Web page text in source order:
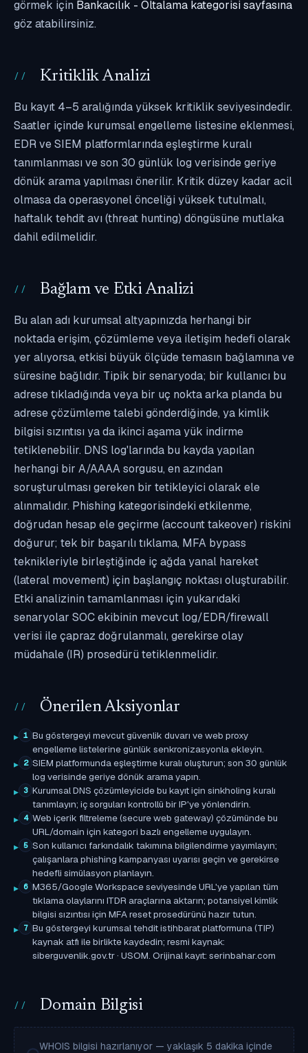
görmek için Bankacılık - Oltalama kategorisi sayfasına
göz atabilirsiniz.
Kritiklik Analizi
Bu kayıt 4–5 aralığında yüksek kritiklik seviyesindedir.
Saatler içinde kurumsal engelleme listesine eklenmesi,
EDR ve SIEM platformlarında eşleştirme kuralı
tanımlanması ve son 30 günlük log verisinde geriye
dönük arama yapılması önerilir. Kritik düzey kadar acil
olmasa da operasyonel önceliği yüksek tutulmalı,
haftalık tehdit avı (threat hunting) döngüsüne mutlaka
dahil edilmelidir.
Bağlam ve Etki Analizi
Bu alan adı kurumsal altyapınızda herhangi bir
noktada erişim, çözümleme veya iletişim hedefi olarak
yer alıyorsa, etkisi büyük ölçüde temasın bağlamına ve
süresine bağlıdır. Tipik bir senaryoda; bir kullanıcı bu
adrese tıkladığında veya bir uç nokta arka planda bu
adrese çözümleme talebi gönderdiğinde, ya kimlik
bilgisi sızıntısı ya da ikinci aşama yük indirme
tetiklenebilir. DNS log'larında bu kayda yapılan
herhangi bir A/AAAA sorgusu, en azından
soruşturulması gereken bir tetikleyici olarak ele
alınmalıdır. Phishing kategorisindeki etkilenme,
doğrudan hesap ele geçirme (account takeover) riskini
doğurur; tek bir başarılı tıklama, MFA bypass
teknikleriyle birleştiğinde iç ağda yanal hareket
(lateral movement) için başlangıç noktası oluşturabilir.
Etki analizinin tamamlanması için yukarıdaki
senaryolar SOC ekibinin mevcut log/EDR/firewall
verisi ile çapraz doğrulanmalı, gerekirse olay
müdahale (IR) prosedürü tetiklenmelidir.
Önerilen Aksiyonlar
1 Bu göstergeyi mevcut güvenlik duvarı ve web proxy
engelleme listelerine günlük senkronizasyonla ekleyin.
2 SIEM platformunda eşleştirme kuralı oluşturun; son 30 günlük
log verisinde geriye dönük arama yapın.
3 Kurumsal DNS çözümleyicide bu kayıt için sinkholing kuralı
tanımlayın; iç sorguları kontrollü bir IP'ye yönlendirin.
4 Web içerik filtreleme (secure web gateway) çözümünde bu
URL/domain için kategori bazlı engelleme uygulayın.
5 Son kullanıcı farkındalık takımına bilgilendirme yayımlayın;
çalışanlara phishing kampanyası uyarısı geçin ve gerekirse
hedefli simülasyon planlayın.
6 M365/Google Workspace seviyesinde URL'ye yapılan tüm
tıklama olaylarını ITDR araçlarına aktarın; potansiyel kimlik
bilgisi sızıntısı için MFA reset prosedürünü hazır tutun.
7 Bu göstergeyi kurumsal tehdit istihbarat platformuna (TIP)
kaynak atfı ile birlikte kaydedin; resmi kaynak:
siberguvenlik.gov.tr · USOM. Orijinal kayıt: serinbahar.com
Domain Bilgisi
WHOIS bilgisi hazırlanıyor — yaklaşık 5 dakika içinde